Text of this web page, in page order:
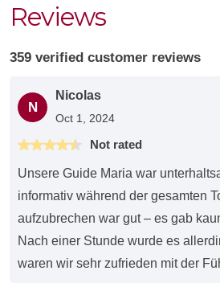
Reviews
359 verified customer reviews
N
Nicolas
Oct 1, 2024
Not rated
Unsere Guide Maria war
informativ während der gesamten
aufzubrechen war gut – es gab
Nach einer Stunde wurde es
waren wir sehr zufrieden mit der